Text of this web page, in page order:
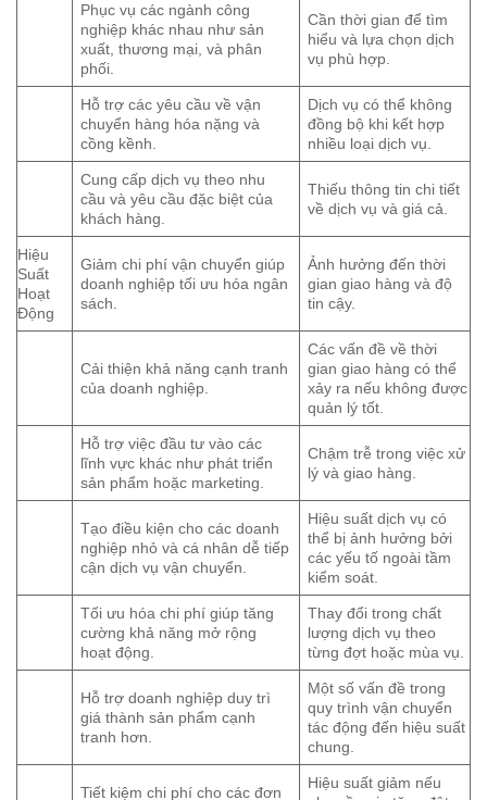
Phục vụ các ngành công
nghiệp khác nhau như sản
xuất, thương mại, và phân
phối.
Cần thời gian để tìm
hiểu và lựa chọn dịch
vụ phù hợp.
Hỗ trợ các yêu cầu về vận
chuyển hàng hóa nặng và
cồng kềnh.
Dịch vụ có thể không
đồng bộ khi kết hợp
nhiều loại dịch vụ.
Cung cấp dịch vụ theo nhu
cầu và yêu cầu đặc biệt của
khách hàng.
Thiếu thông tin chi tiết
về dịch vụ và giá cả.
Hiệu
Suất
Hoạt
Động
Giảm chi phí vận chuyển giúp
doanh nghiệp tối ưu hóa ngân
sách.
Ảnh hưởng đến thời
gian giao hàng và độ
tin cậy.
Cải thiện khả năng cạnh tranh
của doanh nghiệp.
Các vấn đề về thời
gian giao hàng có thể
xảy ra nếu không được
quản lý tốt.
Hỗ trợ việc đầu tư vào các
lĩnh vực khác như phát triển
sản phẩm hoặc marketing.
Chậm trễ trong việc xử
lý và giao hàng.
Tạo điều kiện cho các doanh
nghiệp nhỏ và cá nhân dễ tiếp
cận dịch vụ vận chuyển.
Hiệu suất dịch vụ có
thể bị ảnh hưởng bởi
các yếu tố ngoài tầm
kiểm soát.
Tối ưu hóa chi phí giúp tăng
cường khả năng mở rộng
hoạt động.
Thay đổi trong chất
lượng dịch vụ theo
từng đợt hoặc mùa vụ.
Hỗ trợ doanh nghiệp duy trì
giá thành sản phẩm cạnh
tranh hơn.
Một số vấn đề trong
quy trình vận chuyển
tác động đến hiệu suất
chung.
Tiết kiệm chi phí cho các đơn
Hiệu suất giảm nếu